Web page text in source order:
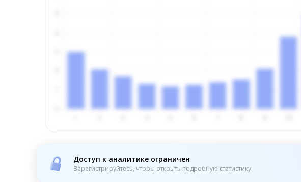
Доступ к аналитике ограничен
Зарегистрируйтесь, чтобы открыть подробную статистику